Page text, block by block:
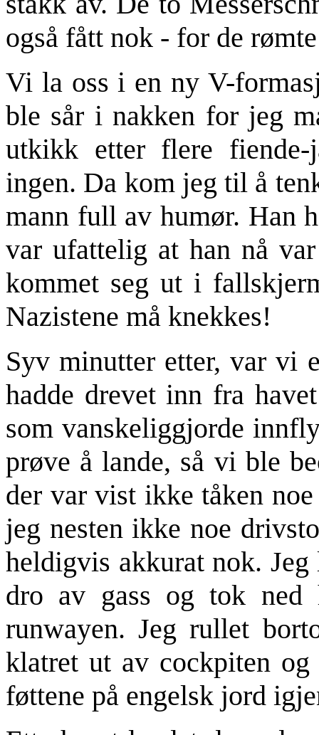
også fått nok - for de
Vi la oss i en ny V-
ble sår i nakken for jeg
utkikk etter flere
ingen. Da kom jeg til å
mann full av humør. Han
var ufattelig at han nå
kommet seg ut i
Nazistene må knekkes!
Syv minutter etter, var vi
hadde drevet inn fra
som vanskeliggjorde
prøve å lande, så vi ble
der var vist ikke tåken
jeg nesten ikke noe
heldigvis akkurat nok.
dro av gass og tok
runwayen. Jeg rullet
klatret ut av cockpiten
føttene på engelsk jord